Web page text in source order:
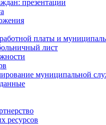
презентации
платы и
лист
муниципальной
ресурсов